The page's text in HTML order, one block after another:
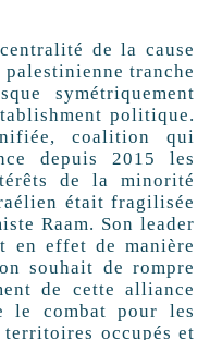
de la cause
tranche
symétriquement
politique.
coalition qui
depuis 2015 les
de la minorité
était fragilisée
Raam. Son leader
en effet de manière
souhait de rompre
de cette alliance
le combat pour les
occupés et